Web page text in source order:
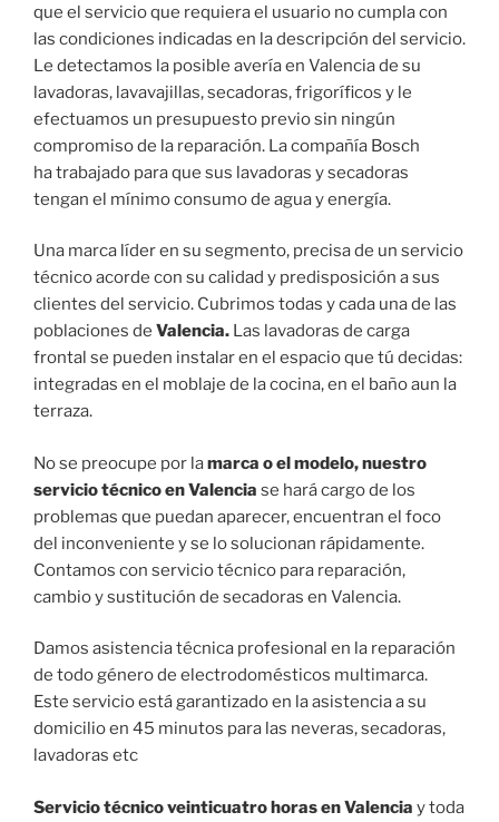
que el servicio que requiera el usuario no cumpla con
las condiciones indicadas en la descripción del servicio.
Le detectamos la posible avería en Valencia de su
lavadoras, lavavajillas, secadoras, frigoríficos y le
efectuamos un presupuesto previo sin ningún
compromiso de la reparación. La compañía Bosch
ha trabajado para que sus lavadoras y secadoras
tengan el mínimo consumo de agua y energía.
Una marca líder en su segmento, precisa de un servicio
técnico acorde con su calidad y predisposición a sus
clientes del servicio. Cubrimos todas y cada una de las
poblaciones de Valencia. Las lavadoras de carga
frontal se pueden instalar en el espacio que tú decidas:
integradas en el moblaje de la cocina, en el baño aun la
terraza.
No se preocupe por lamarca o el modelo, nuestro
servicio técnico en Valencia se hará cargo de los
problemas que puedan aparecer, encuentran el foco
del inconveniente y se lo solucionan rápidamente.
Contamos con servicio técnico para reparación,
cambio y sustitución de secadoras en Valencia.
Damos asistencia técnica profesional en la reparación
de todo género de electrodomésticos multimarca.
Este servicio está garantizado en la asistencia a su
domicilio en 45 minutos para las neveras, secadoras,
lavadoras etc
Servicio técnico veinticuatro horas en Valencia y toda